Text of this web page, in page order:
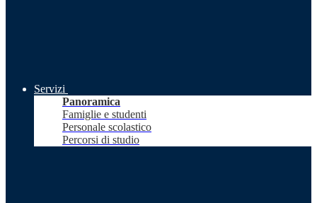
Servizi
Panoramica
Famiglie e studenti
Personale scolastico
Percorsi di studio